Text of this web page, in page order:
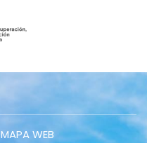
MAPA WEB